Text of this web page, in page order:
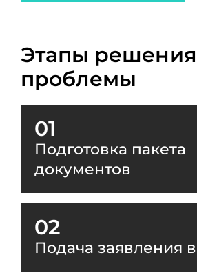
Этапы решения
проблемы
01
Подготовка пакета
документов
02
Подача заявления